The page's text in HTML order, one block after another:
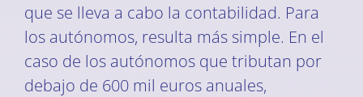
que se lleva a cabo la contabilidad. Para
los autónomos, resulta más simple. En el
caso de los autónomos que tributan por
debajo de 600 mil euros anuales,